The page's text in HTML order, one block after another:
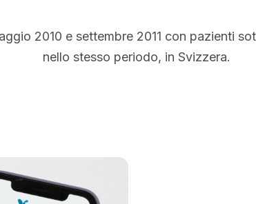
2010 e settembre 2011 con pazienti
nello stesso periodo, in Svizzera.